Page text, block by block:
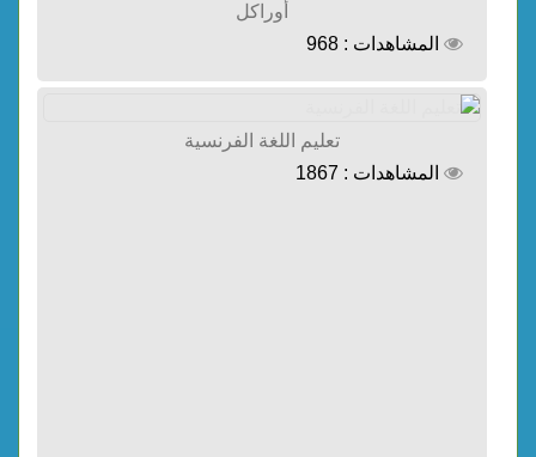
أوراكل
المشاهدات : 968
تعليم اللغة الفرنسية
المشاهدات : 1867